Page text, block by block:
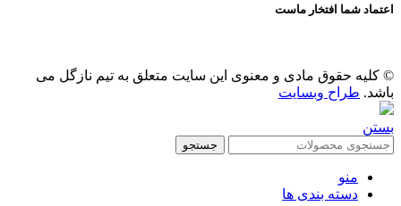
اعتماد شما افتخار ماست
© کلیه حقوق مادی و معنوی این سایت متعلق به تیم نازگل می
باشد. طراح وبسایت
بستن
جستجو
منو
دسته بندی ها